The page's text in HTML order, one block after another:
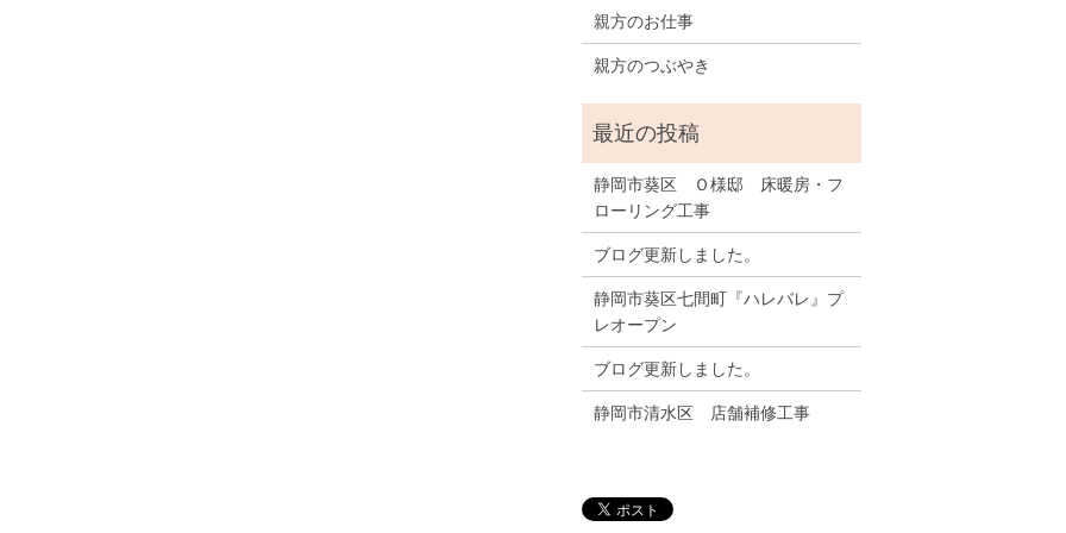
親方のお仕事
親方のつぶやき
静岡市葵区 Ｏ様邸 床暖房・フ
ローリング工事
ブログ更新しました。
静岡市葵区七間町『ハレバレ』プ
レオープン
ブログ更新しました。
静岡市清水区 店舗補修工事